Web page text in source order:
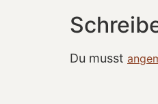
Du musst